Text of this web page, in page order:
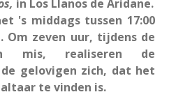
in Los Llanos de Aridane.
's middags tussen 17:00
Om zeven uur, tijdens de
mis, realiseren de
gelovigen zich, dat het
te vinden is.